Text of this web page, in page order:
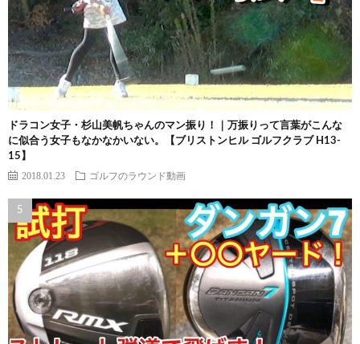
ドラコン女子・杉山美帆ちゃんのマン振り！｜万振りって言葉がこんな
に似合う女子もなかなかいない。【ブリストンヒル ゴルフクラブ H13-
15】
2018.01.23 ゴルフのラウンド動画